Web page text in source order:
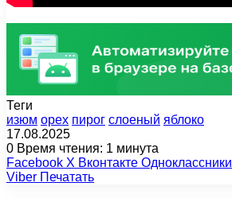
Теги
изюм орех пирог слоеный яблоко
17.08.2025
0 Время чтения: 1 минута
Facebook X Вконтакте Одноклассники
Viber Печатать